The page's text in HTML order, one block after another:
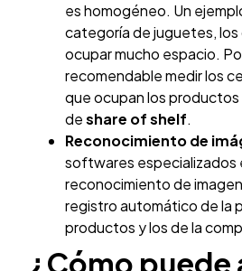
es homogéneo. Un
categoría de juguetes, los
ocupar mucho espacio.
recomendable medir los
que ocupan los productos
deshare of shelf.
Reconocimiento de
softwares especializados
reconocimiento de
registro automático de la
productos y los de la
¿Cómo puede